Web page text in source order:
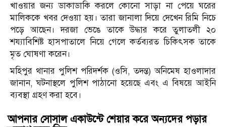
খাওয়ার জন্য ডাকাডাকি করলে কোনো সাড়া না পেয়ে ঘরের
মালিককে খবর দেওয়া হয়। তারা জানালা দিয়ে দেখেন রিমি নিচে
পড়ে আছেন। দরজা ভেঙে তাকে উদ্ধার করে তুলাতলী ২০
শয্যাবিশিষ্ট হাসপাতালে নিয়ে গেলে কর্তব্যরত চিকিৎসক তাকে
মৃত ঘোষণা করেন।
মহিপুর থানার পুলিশ পরিদর্শক (ওসি, তদন্ত) অনিমেষ হাওলাদার
জানান, ঘটনাস্থলে পুলিশ পাঠানো হয়েছে এবং এ বিষয়ে আইনি
ব্যবস্থা গ্রহণ করা হবে।
আপনার সোসাল একাউন্টে শেয়ার করে অন্যদের পড়ার